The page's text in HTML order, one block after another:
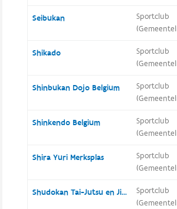
Seibukan
Sportclub
Shikado
Sportclub
Shinbukan Dojo Belgium
Sportclub
Shinkendo Belgium
Sportclub
Shira Yuri Merksplas
Sportclub
Shudokan Tai-Jutsu en Jiu-Jutsu Hooglede
Sportclub